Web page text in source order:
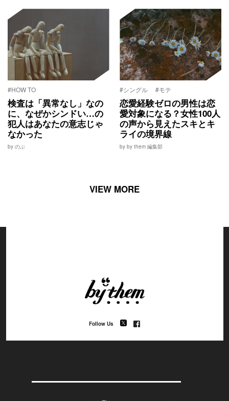
#HOW TO
検査は「異常なし」なの
に、なぜかシンドい…の
犯人はあなたの意志じゃ
なかった
by のぶ
#シングル #モテ
恋愛経験ゼロの男性は恋
愛対象になる？女性100人
の声から見えたスキとキ
ライの境界線
by by them 編集部
VIEW MORE
Follow Us